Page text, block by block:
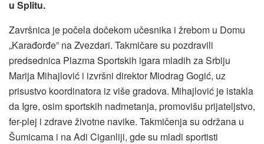
u Splitu.
Završnica je počela dočekom učesnika i žrebom u Domu
„Karađorđe” na Zvezdari. Takmičare su pozdravili
predsednica Plazma Sportskih igara mladih za Srbiju
Marija Mihajlović i izvršni direktor Miodrag Gogić, uz
prisustvo koordinatora iz više gradova. Mihajlović je istakla
da Igre, osim sportskih nadmetanja, promovišu prijateljstvo,
fer-plej i zdrave životne navike. Takmičenja su održana u
Šumicama i na Adi Ciganliji, gde su mladi sportisti